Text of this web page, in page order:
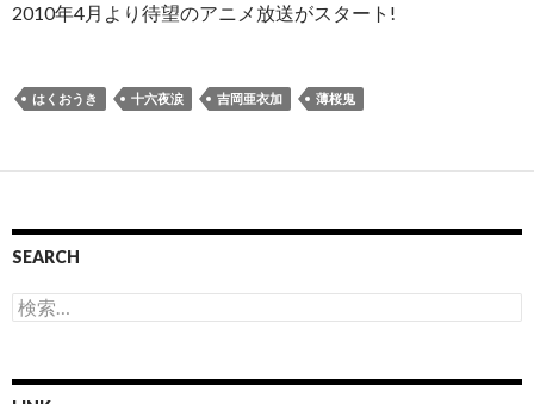
2010年4月より待望のアニメ放送がスタート!
はくおうき 十六夜涙 吉岡亜衣加 薄桜鬼
SEARCH
検
索